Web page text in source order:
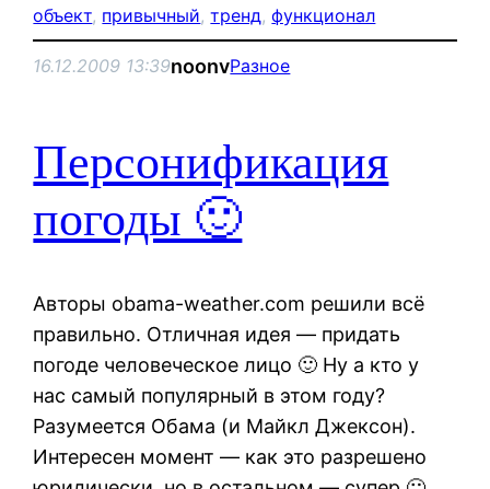
объект, привычный, тренд, функционал
16.12.2009 13:39noonvРазное
Персонификация
погоды 🙂
Авторы obama-weather.com решили всё
правильно. Отличная идея — придать
погоде человеческое лицо 🙂 Ну а кто у
нас самый популярный в этом году?
Разумеется Обама (и Майкл Джексон).
Интересен момент — как это разрешено